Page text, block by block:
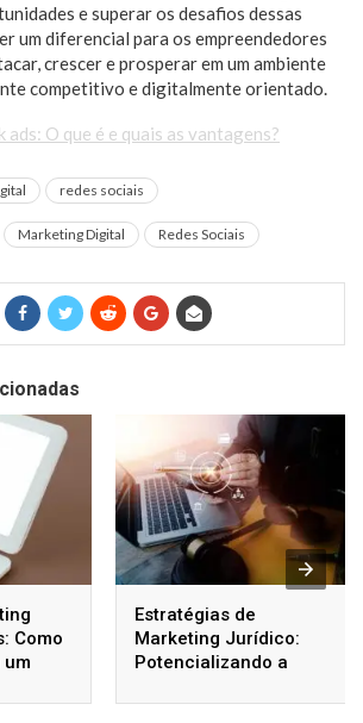
e superar os desafios dessas
um diferencial para os empreendedores
crescer e prosperar em um ambiente
competitivo e digitalmente orientado.
ads: O que é e quais as vantagens?
redes sociais
Marketing Digital Redes Sociais
Como
um
Estratégias de
Marketing Jurídico:
Potencializando a
dos Escritórios de